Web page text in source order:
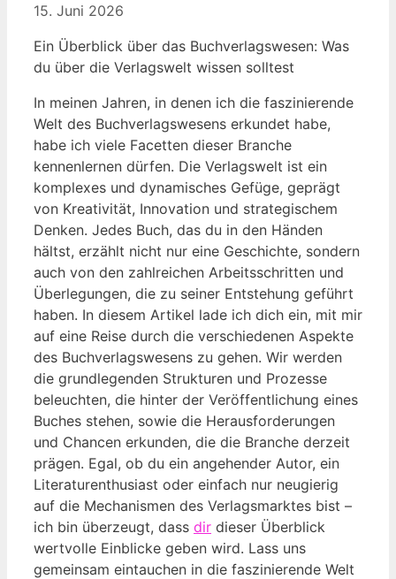
15. Juni 2026
Ein Überblick über das Buchverlagswesen: Was
du über die Verlagswelt wissen solltest
In meinen Jahren, in denen ich die faszinierende
Welt des Buchverlagswesens erkundet habe,
habe ich viele Facetten dieser Branche
kennenlernen dürfen. Die Verlagswelt ist ein
komplexes und dynamisches Gefüge, geprägt
von Kreativität, Innovation und strategischem
Denken. Jedes Buch, das du in den Händen
hältst, erzählt nicht nur eine Geschichte, sondern
auch von den zahlreichen Arbeitsschritten und
Überlegungen, die zu seiner Entstehung geführt
haben. In diesem Artikel lade ich dich ein, mit mir
auf eine Reise durch die verschiedenen Aspekte
des Buchverlagswesens zu gehen. Wir werden
die grundlegenden Strukturen und Prozesse
beleuchten, die hinter der Veröffentlichung eines
Buches stehen, sowie die Herausforderungen
und Chancen erkunden, die die Branche derzeit
prägen. Egal, ob du ein angehender Autor, ein
Literaturenthusiast oder einfach nur neugierig
auf die Mechanismen des Verlagsmarktes bist –
ich bin überzeugt, dass dir dieser Überblick
wertvolle Einblicke geben wird. Lass uns
gemeinsam eintauchen in die faszinierende Welt